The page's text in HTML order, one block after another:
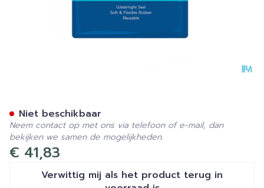
€ 41,83
Verwittig mij als het product terug in
Niet beschikbaar
Neem contact op met ons via telefoon of e-mail, dan
bekijken we samen de mogelijkheden.